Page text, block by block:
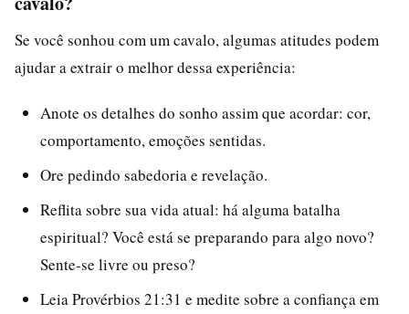
Se você sonhou com um cavalo, algumas atitudes podem
ajudar a extrair o melhor dessa experiência:
Anote os detalhes do sonho assim que acordar: cor,
comportamento, emoções sentidas.
Ore pedindo sabedoria e revelação.
Reflita sobre sua vida atual: há alguma batalha
espiritual? Você está se preparando para algo novo?
Sente-se livre ou preso?
Leia Provérbios 21:31 e medite sobre a confiança em